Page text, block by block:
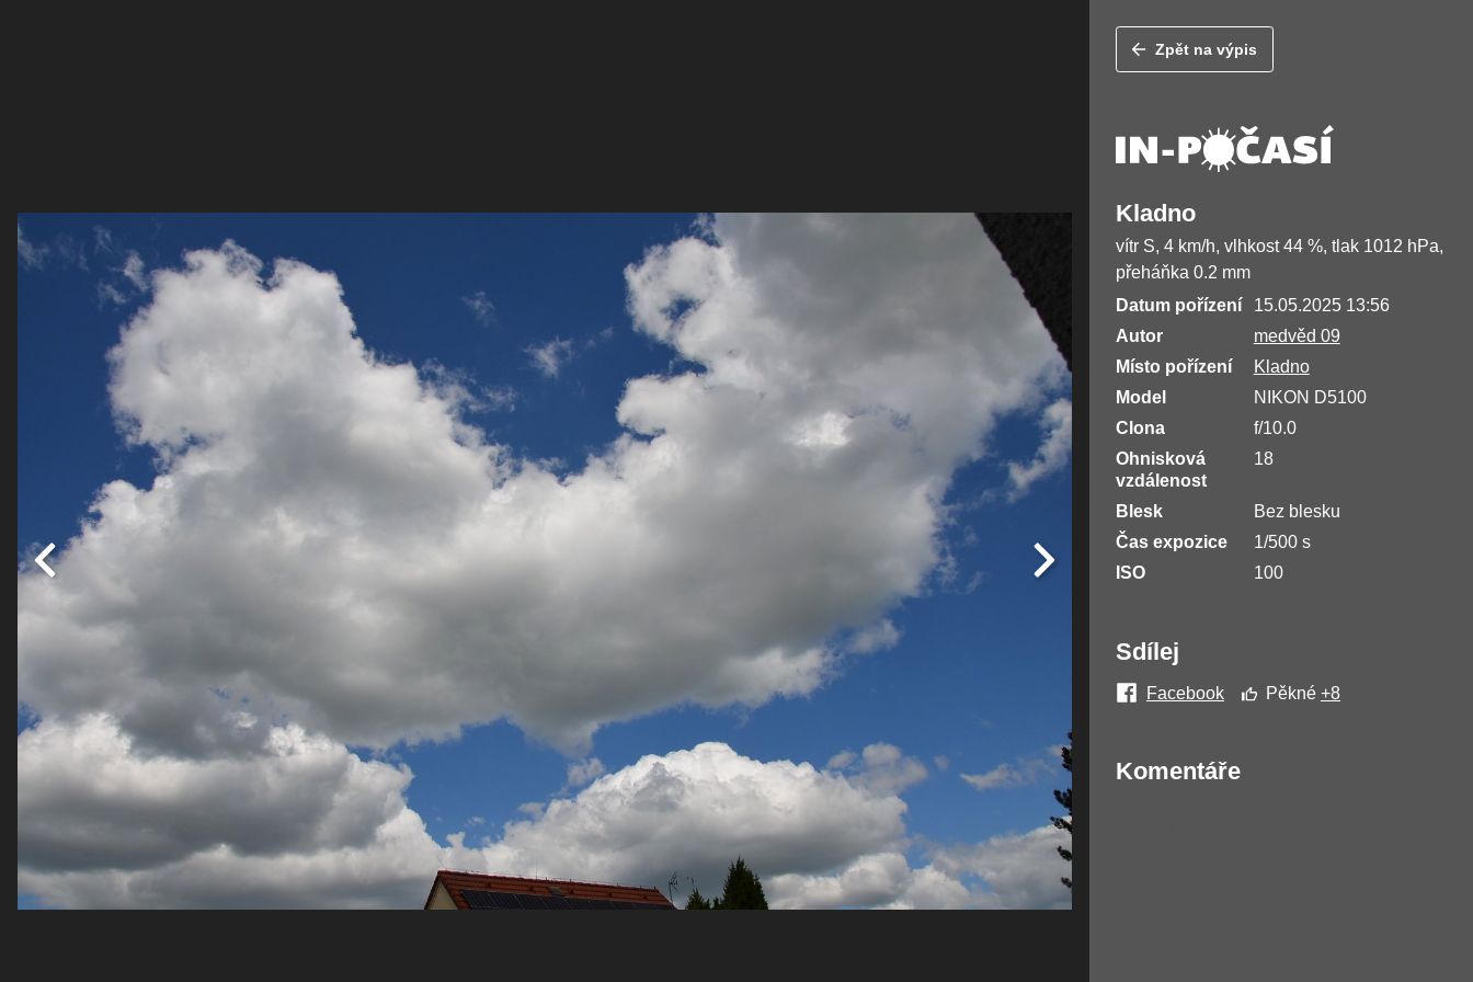
Zpět na výpis
Kladno
vítr S, 4 km/h, vlhkost 44 %, tlak 1012 hPa,
přeháňka 0.2 mm
Datum pořízení
15.05.2025 13:56
Autor
medvěd 09
Místo pořízení
Kladno
Model
NIKON D5100
Clona
f/10.0
Ohnisková
vzdálenost
18
Blesk
Bez blesku
Čas expozice
1/500 s
ISO
100
Sdílej
Facebook Pěkné +8
Komentáře